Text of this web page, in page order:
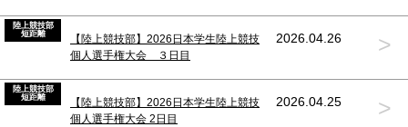
陸上競技部
短距離
【陸上競技部】2026日本学生陸上競技
個人選手権大会 ３日目
2026.04.26 >
陸上競技部
短距離
【陸上競技部】2026日本学生陸上競技
個人選手権大会 2日目
2026.04.25 >